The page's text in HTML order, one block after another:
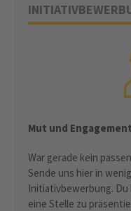
Mut und
War gerade kein
Sende uns hier in
Initiativbewerbung.
eine Stelle zu